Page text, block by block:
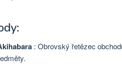
: Obrovský řetězec